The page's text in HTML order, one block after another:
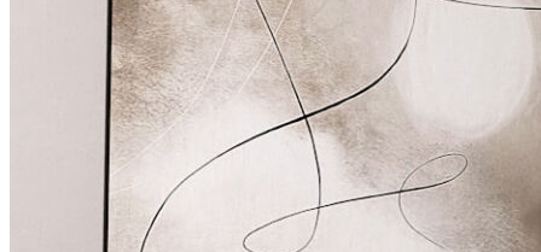
+7 (4742) 20-30-96
8 (920) 522-00-70